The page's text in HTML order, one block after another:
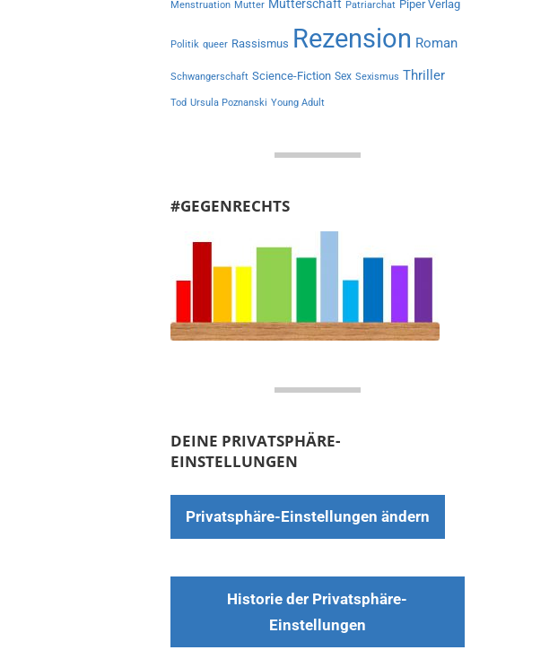
Menstruation Mutter Mutterschaft Patriarchat Piper Verlag
Politik queer Rassismus Rezension Roman
Schwangerschaft Science-Fiction Sex Sexismus Thriller
Tod Ursula Poznanski Young Adult
#GEGENRECHTS
DEINE PRIVATSPHÄRE-
EINSTELLUNGEN
Privatsphäre-Einstellungen ändern
Historie der Privatsphäre-
Einstellungen